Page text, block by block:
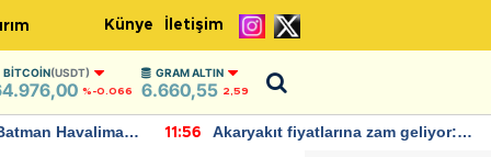
Künye İletişim
BITCOIN(USDT)
%-0.066
GRAM ALTIN
6.660,55 2,59
Havalimanı
11:56
Akaryakıt fiyatlarına zam geliyor: